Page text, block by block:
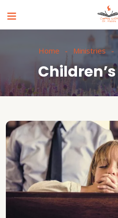
Home Ministries